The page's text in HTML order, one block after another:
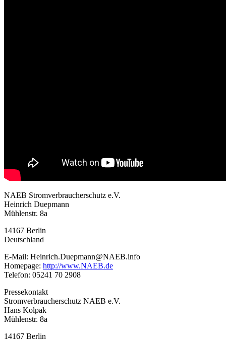
NAEB Stromverbraucherschutz e.V.
Heinrich Duepmann
Mühlenstr. 8a
14167 Berlin
Deutschland
E-Mail: Heinrich.Duepmann@NAEB.info
Homepage: http://www.NAEB.de
Telefon: 05241 70 2908
Pressekontakt
Stromverbraucherschutz NAEB e.V.
Hans Kolpak
Mühlenstr. 8a
14167 Berlin